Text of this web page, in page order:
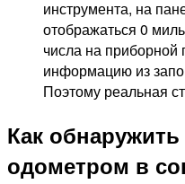
инструмента, на
отображаться 0
числа на приборной
информацию из
Поэтому реальная
Как
одометром в